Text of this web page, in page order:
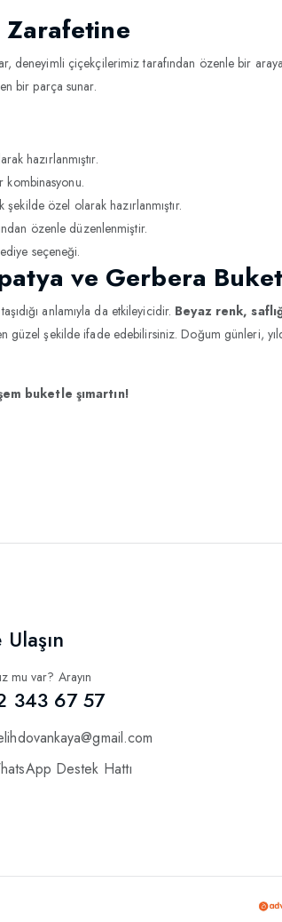
Zarafetine
deneyimli çiçekçilerimiz tarafından özenle bir
bir parça sunar.
hazırlanmıştır.
kombinasyonu.
özel olarak hazırlanmıştır.
özenle düzenlenmiştir.
seçeneği.
ve Gerbera
anlamıyla da etkileyicidir. Beyaz renk,
güzel şekilde ifade edebilirsiniz. Doğum günleri,
buketle şımartın!
mu var? Arayın
343 67 57
Destek Hattı